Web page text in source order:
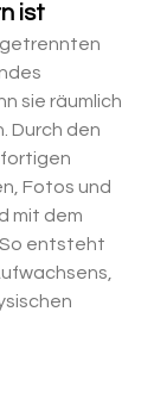
ist
sie räumlich
Durch den
Fotos und
mit dem
entsteht